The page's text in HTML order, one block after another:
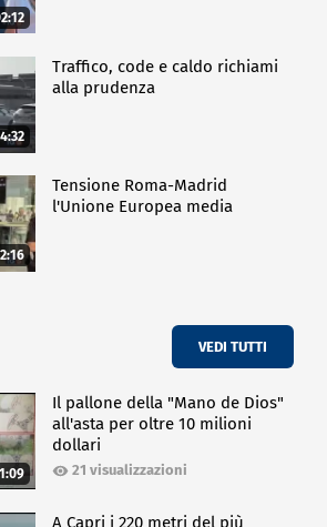
Traffico, code e caldo richiami
alla prudenza
Tensione Roma-Madrid
l'Unione Europea media
VEDI TUTTI
Il pallone della "Mano de Dios"
all'asta per oltre 10 milioni
dollari
21 visualizzazioni
A Capri i 220 metri del più